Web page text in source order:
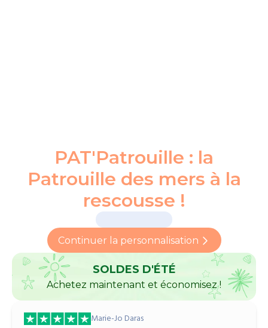
PAT'Patrouille : la
Patrouille des mers à la
rescousse !
Continuer la personnalisation
SOLDES D'ÉTÉ
Achetez maintenant et économisez !
Marie-Jo Daras